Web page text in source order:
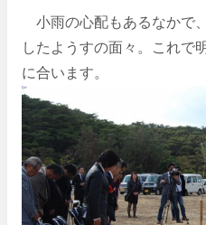
小雨の心配もあるなかで
したようすの面々。これで
に合います。